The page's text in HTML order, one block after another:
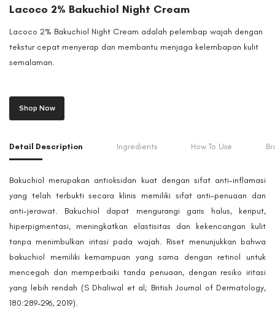
Lacoco 2% Bakuchiol Night Cream
Lacoco 2% Bakuchiol Night Cream adalah pelembap wajah dengan
tekstur cepat menyerap dan membantu menjaga kelembapan kulit
semalaman.
Shop Now
Detail Description Ingredients How To Use
Bakuchiol merupakan antioksidan kuat dengan sifat anti-inflamasi
yang telah terbukti secara klinis memiliki sifat anti-penuaan dan
anti-jerawat. Bakuchiol dapat mengurangi garis halus, keriput,
hiperpigmentasi, meningkatkan elastisitas dan kekencangan kulit
tanpa menimbulkan iritasi pada wajah. Riset menunjukkan bahwa
bakuchiol memiliki kemampuan yang sama dengan retinol untuk
mencegah dan memperbaiki tanda penuaan, dengan resiko iritasi
yang lebih rendah (S Dhaliwal et al; British Journal of Dermatology,
180:289–296, 2019).